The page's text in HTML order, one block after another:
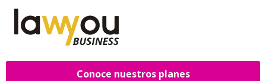
Conoce nuestros planes